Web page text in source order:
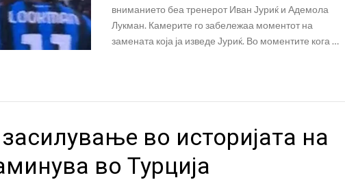
вниманието беа тренерот Иван Јуриќ и Адемола
Лукман. Камерите го забележаа моментот на
замената која ја изведе Јуриќ. Во моментите кога …
во историјата на
во Турција